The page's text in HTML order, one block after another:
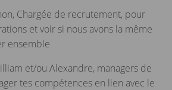
Chargée de recrutement, pour
et voir si nous avons la même
ensemble
et/ou Alexandre, managers de
tes compétences en lien avec le